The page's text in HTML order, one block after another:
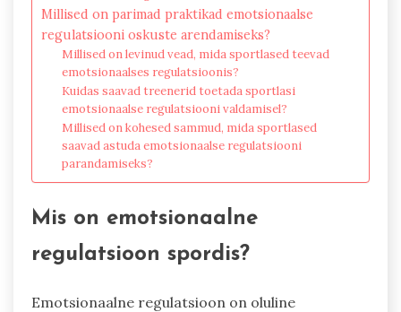
Millised on parimad praktikad emotsionaalse
regulatsiooni oskuste arendamiseks?
Millised on levinud vead, mida sportlased teevad
emotsionaalses regulatsioonis?
Kuidas saavad treenerid toetada sportlasi
emotsionaalse regulatsiooni valdamisel?
Millised on kohesed sammud, mida sportlased
saavad astuda emotsionaalse regulatsiooni
parandamiseks?
Mis on emotsionaalne
regulatsioon spordis?
Emotsionaalne regulatsioon on oluline